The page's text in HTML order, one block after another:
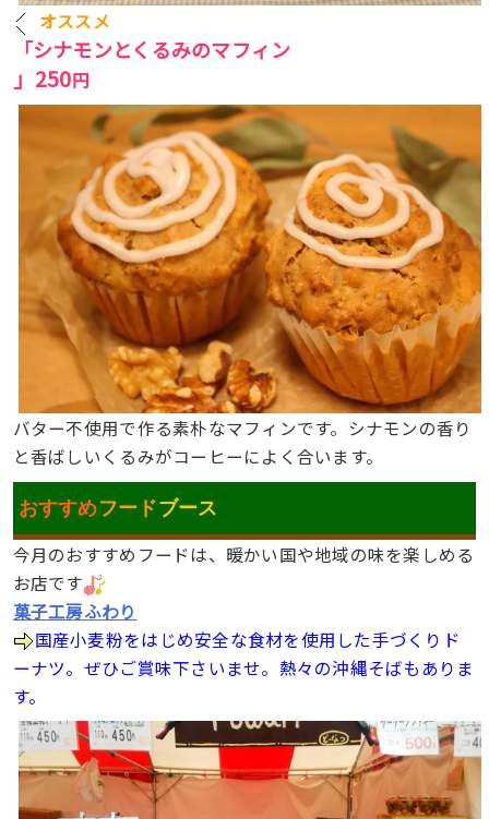
オススメ
「シナモンとくるみのマフィン
」250円
バター不使用で作る素朴なマフィンです。シナモンの香り
と香ばしいくるみがコーヒーによく合います。
おすすめフードブース
今月のおすすめフードは、暖かい国や地域の味を楽しめる
お店です
菓子工房ふわり
国産小麦粉をはじめ安全な食材を使用した手づくりド
ーナツ。ぜひご賞味下さいませ。熱々の沖縄そばもありま
す。